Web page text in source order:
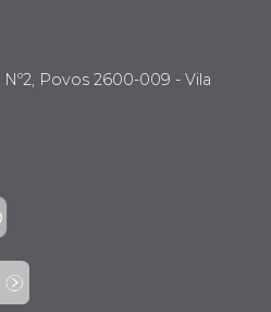
Povos 2600-009 - Vila